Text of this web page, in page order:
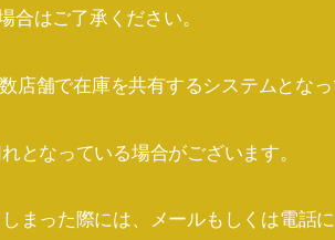
合はご了承ください。
店舗で在庫を共有するシステムとなっ
となっている場合がございます。
まった際には、メールもしくは電話